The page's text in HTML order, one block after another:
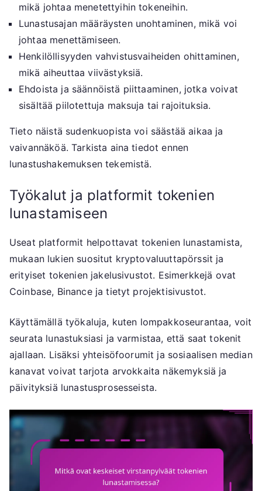
mikä johtaa menetettyihin tokeneihin.
Lunastusajan määräysten unohtaminen, mikä voi
johtaa menettämiseen.
Henkilöllisyyden vahvistusvaiheiden ohittaminen,
mikä aiheuttaa viivästyksiä.
Ehdoista ja säännöistä piittaaminen, jotka voivat
sisältää piilotettuja maksuja tai rajoituksia.
Tieto näistä sudenkuopista voi säästää aikaa ja
vaivannäköä. Tarkista aina tiedot ennen
lunastushakemuksen tekemistä.
Työkalut ja platformit tokenien
lunastamiseen
Useat platformit helpottavat tokenien lunastamista,
mukaan lukien suositut kryptovaluuttapörssit ja
erityiset tokenien jakelusivustot. Esimerkkejä ovat
Coinbase, Binance ja tietyt projektisivustot.
Käyttämällä työkaluja, kuten lompakkoseurantaa, voit
seurata lunastuksiasi ja varmistaa, että saat tokenit
ajallaan. Lisäksi yhteisöfoorumit ja sosiaalisen median
kanavat voivat tarjota arvokkaita näkemyksiä ja
päivityksiä lunastusprosesseista.